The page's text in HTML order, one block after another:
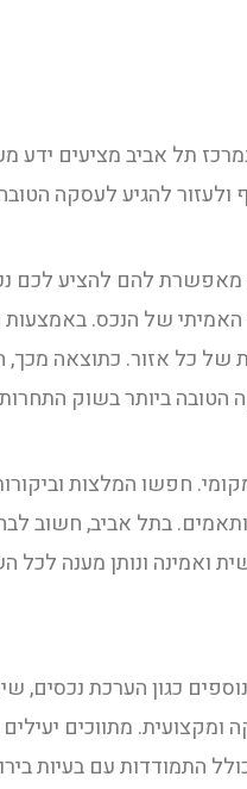
תל אביב מציעים ידע
להגיע לעסקה
מאפשרת להם להציע לכם
של הנכס. באמצעות
של כל אזור. כתוצאה
הטובה ביותר בשוק
חפשו המלצות
בתל אביב, חשוב
ואמינה ונותן מענה
כגון הערכת נכסים,
מתווכים
התמודדות עם בעיות